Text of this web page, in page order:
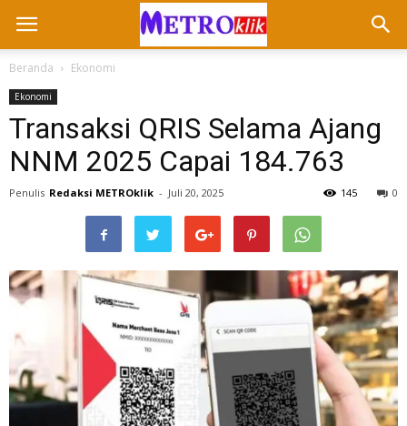
Beranda Ekonomi
Ekonomi
Transaksi QRIS Selama Ajang
NNM 2025 Capai 184.763
Penulis Redaksi METROklik - Juli 20, 2025 0
145